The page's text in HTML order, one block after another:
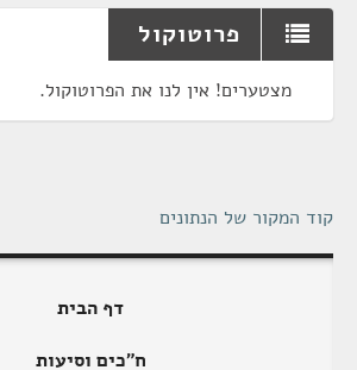
פרוטוקול
מצטערים! אין לנו את הפרוטוקול.
קוד המקור של הנתונים
דף הבית
ח"כים וסיעות